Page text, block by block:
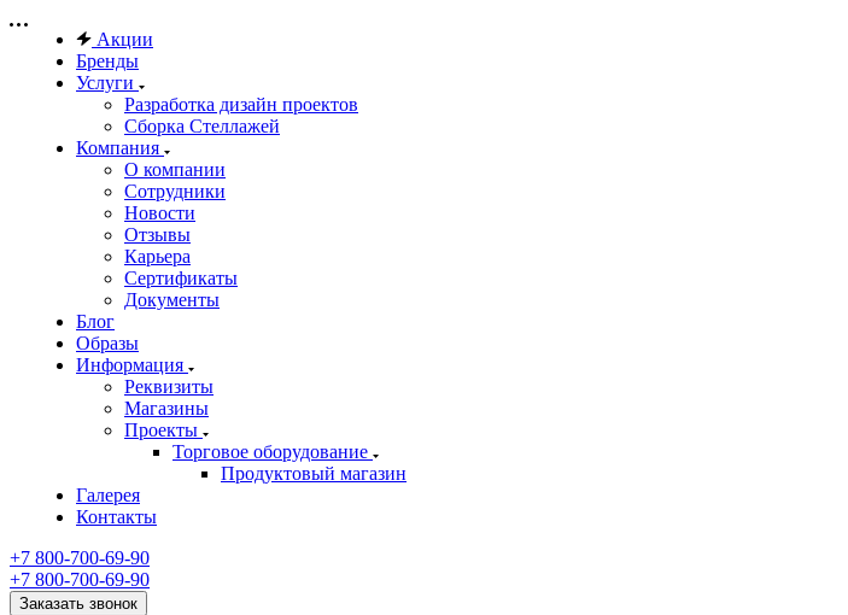
Акции
Бренды
Услуги
Разработка дизайн проектов
Сборка Стеллажей
Компания
О компании
Сотрудники
Новости
Отзывы
Карьера
Сертификаты
Документы
Блог
Образы
Информация
Реквизиты
Магазины
Проекты
Торговое оборудование
Продуктовый магазин
Галерея
Контакты
+7 800-700-69-90
+7 800-700-69-90
Заказать звонок